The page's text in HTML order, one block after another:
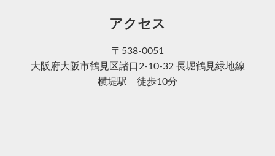
アクセス
〒538-0051
大阪府大阪市鶴見区諸口2-10-32 長堀鶴見緑地線
横堤駅 徒歩10分